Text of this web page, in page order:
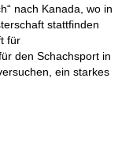
nach Kanada, wo in
stattfinden
für
den Schachsport in
ein starkes